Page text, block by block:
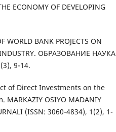
ECONOMY OF DEVELOPING
BANK PROJECTS ON
INDUSTRY. ОБРАЗОВАНИЕ НАУКА
9-14.
of Direct Investments on the
OSIYO MADANIY
(ISSN: 3060-4834), 1(2), 1-